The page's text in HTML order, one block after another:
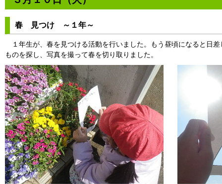
春 見つけ ～１年～
１年生が、春を見つける活動を行いました。もう昼頃になると日
ものを探し、写真を撮って春を切り取りました。